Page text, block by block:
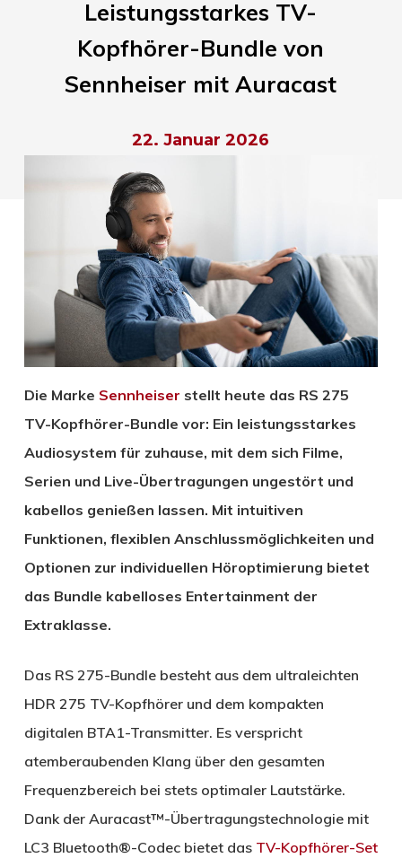
Leistungsstarkes TV-
Kopfhörer-Bundle von
Sennheiser mit Auracast
22. Januar 2026
Die Marke Sennheiser stellt heute das RS 275
TV-Kopfhörer-Bundle vor: Ein leistungsstarkes
Audiosystem für zuhause, mit dem sich Filme,
Serien und Live-Übertragungen ungestört und
kabellos genießen lassen. Mit intuitiven
Funktionen, flexiblen Anschlussmöglichkeiten und
Optionen zur individuellen Höroptimierung bietet
das Bundle kabelloses Entertainment der
Extraklasse.
Das RS 275-Bundle besteht aus dem ultraleichten
HDR 275 TV-Kopfhörer und dem kompakten
digitalen BTA1-Transmitter. Es verspricht
atemberaubenden Klang über den gesamten
Frequenzbereich bei stets optimaler Lautstärke.
Dank der Auracast™-Übertragungstechnologie mit
LC3 Bluetooth®-Codec bietet das TV-Kopfhörer-Set